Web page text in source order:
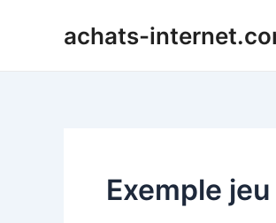
achats-
Exemple